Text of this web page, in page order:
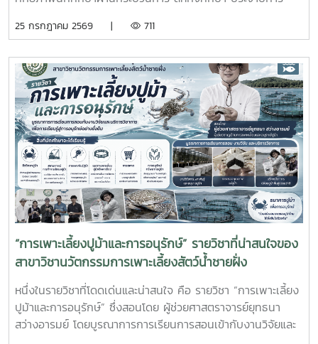
การและหน่วยงานภาคีเครือข่ายเป็นระยะเวลา 4 เดือน เพื่อให้
ความรู้จากห้องเรียนไปประยุกต์ใช้ในการทำงานจริงทั้งนี้ สหกิจ
ศึกษาเป็นส่วนสำคัญของการจัดการเรียนการสอน ที่มุ่งเน้นการ
ผลิตบัณฑิตให้มีความพร้อมทั้งด้านวิชาการและวิชาชีพ นักศึกษา
จะได้ฝึกทักษะการทำงานในสภาพแวดล้อมจริง เรียนรู้การแก้ไข
ปัญหาเฉพาะหน้า อดทน สู้งาน ซื่อสัตย์ มีสัมมาคารวะ ทำงาน
ร่วมกับผู้อื่นได้ และการปรับตัวให้เข้ากับองค์กร ตลอดจนพัฒนา
ทักษะวิชาชีพด้านการเพาะเลี้ยงสัตว์น้ำชายฝั่ง ให้สอดคล้องกับ
ความต้องการของภาคอุตสาหกรรมการผลิตสัตว์น้ำและอื่นๆที่
เกี่ยวข้อง
25 กรกฎาคม 2569 | 711
“การเพาะเลี้ยงปูม้าและการอนุรักษ์” รายวิชาที่น่าสนใจของ
สาขาวิชานวัตกรรมการเพาะเลี้ยงสัตว์น้ำชายฝั่ง
หนึ่งในรายวิชาที่โดดเด่นและน่าสนใจ คือ รายวิชา “การเพาะเลี้ยง
ปูม้าและการอนุรักษ์” ซึ่งสอนโดย ผู้ช่วยศาสตราจารย์ยุทธนา
สว่างอารมย์ โดยบูรณาการการเรียนการสอนเข้ากับงานวิจัยและ